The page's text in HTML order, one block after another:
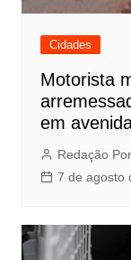
Cidades
Motorista
em
Redação
7 de agosto